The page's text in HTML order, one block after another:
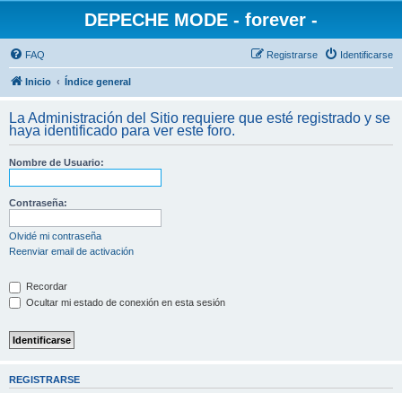
DEPECHE MODE - forever -
FAQ Identificarse
Registrarse
Inicio Índice general
La Administración del Sitio requiere que esté registrado y se
haya identificado para ver este foro.
Nombre de Usuario:
Contraseña:
Olvidé mi contraseña
Reenviar email de activación
Recordar
Ocultar mi estado de conexión en esta sesión
REGISTRARSE